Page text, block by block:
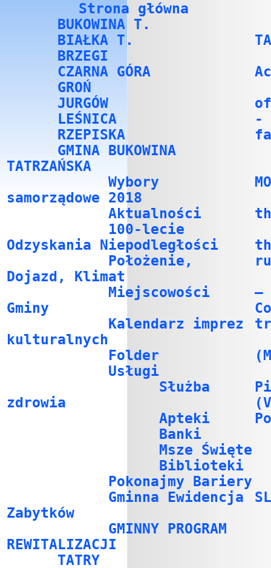
Strona główna
BUKOWINA T.
BIAŁKA T.
BRZEGI
CZARNA GÓRA
GROŃ
JURGÓW
LEŚNICA
RZEPISKA
GMINA BUKOWINA
TATRZAŃSKA
Wybory
samorządowe 2018
Aktualności
100-lecie
Odzyskania Niepodległości
Położenie,
Dojazd, Klimat
Miejscowości
Gminy
Kalendarz imprez
kulturalnych
Folder
Usługi
Służba
zdrowia
Apteki
Banki
Msze Święte
Biblioteki
Pokonajmy Bariery
Gminna Ewidencja
Zabytków
GMINNY PROGRAM
REWITALIZACJI
TATRY
-
–